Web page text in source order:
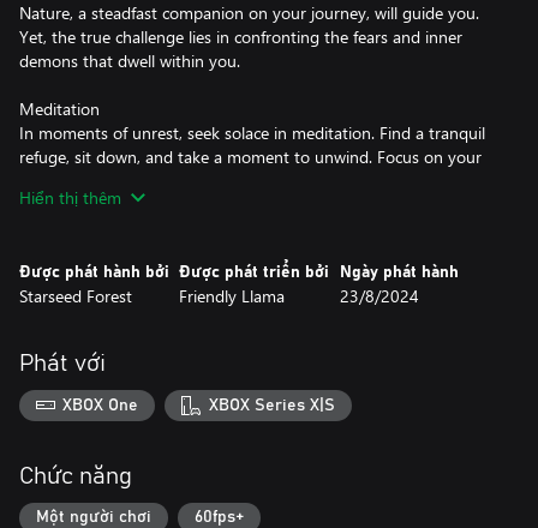
Nature, a steadfast companion on your journey, will guide you.
Yet, the true challenge lies in confronting the fears and inner
demons that dwell within you.
Meditation
In moments of unrest, seek solace in meditation. Find a tranquil
refuge, sit down, and take a moment to unwind. Focus on your
thoughts that flutter through your mind.
conquer the trials, and unlock the path towards enlightenment?
Hiển thị thêm
Được phát hành bởi
Starseed Forest
Được phát triển bởi
Friendly Llama
Ngày phát hành
23/8/2024
Phát với
XBOX One XBOX Series X|S
Chức năng
Một người chơi 60fps+